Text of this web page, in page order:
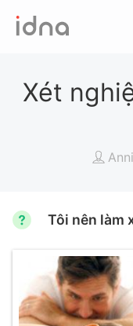
Xét nghiệm
Tầm soát
Làm khai
Xét
Tôi nên làm